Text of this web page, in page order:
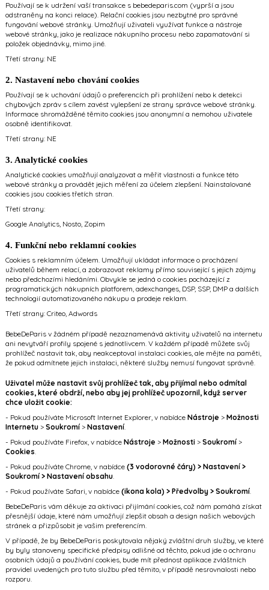
Používají se k udržení vaší transakce s bebedeparis.com (vyprší a jsou
odstraněny na konci relace). Relační cookies jsou nezbytné pro správné
fungování webové stránky. Umožňují uživateli využívat funkce a nástroje
webové stránky, jako je realizace nákupního procesu nebo zapamatování si
položek objednávky, mimo jiné.
Třetí strany: NE
2. Nastavení nebo chování cookies
Používají se k uchování údajů o preferencích při prohlížení nebo k detekci
chybových zpráv s cílem zavést vylepšení ze strany správce webové stránky.
Informace shromážděné těmito cookies jsou anonymní a nemohou uživatele
osobně identifikovat.
Třetí strany: NE
3. Analytické cookies
Analytické cookies umožňují analyzovat a měřit vlastnosti a funkce této
webové stránky a provádět jejich měření za účelem zlepšení. Nainstalované
cookies jsou cookies třetích stran.
Třetí strany:
Google Analytics, Nosto, Zopim
4. Funkční nebo reklamní cookies
Cookies s reklamním účelem. Umožňují ukládat informace o procházení
uživatelů během relací, a zobrazovat reklamy přímo související s jejich zájmy
nebo předchozími hledáními. Obvykle se jedná o cookies pocházející z
programatických nákupních platforem, adexchanges, DSP, SSP, DMP a dalších
technologií automatizovaného nákupu a prodeje reklam.
Třetí strany: Criteo, Adwords
BebeDeParis v žádném případě nezaznamenává aktivity uživatelů na internetu
ani nevytváří profily spojené s jednotlivcem. V každém případě můžete svůj
prohlížeč nastavit tak, aby neakceptoval instalaci cookies, ale mějte na paměti,
že pokud odmítnete jejich instalaci, některé služby nemusí fungovat správně.
Uživatel může nastavit svůj prohlížeč tak, aby přijímal nebo odmítal
cookies, které obdrží, nebo aby jej prohlížeč upozornil, když server
chce uložit cookie:
- Pokud používáte Microsoft Internet Explorer, v nabídce Nástroje > Možnosti
Internetu > Soukromí > Nastavení.
- Pokud používáte Firefox, v nabídce Nástroje > Možnosti > Soukromí >
Cookies.
- Pokud používáte Chrome, v nabídce (3 vodorovné čáry) > Nastavení >
Soukromí > Nastavení obsahu.
- Pokud používáte Safari, v nabídce (ikona kola) > Předvolby > Soukromí.
BebeDeParis vám děkuje za aktivaci přijímání cookies, což nám pomáhá získat
přesnější údaje, které nám umožňují zlepšit obsah a design našich webových
stránek a přizpůsobit je vašim preferencím.
V případě, že by BebeDeParis poskytovala nějaký zvláštní druh služby, ve které
by byly stanoveny specifické předpisy odlišné od těchto, pokud jde o ochranu
osobních údajů a používání cookies, bude mít přednost aplikace zvláštních
pravidel uvedených pro tuto službu před těmito, v případě nesrovnalosti nebo
rozporu.